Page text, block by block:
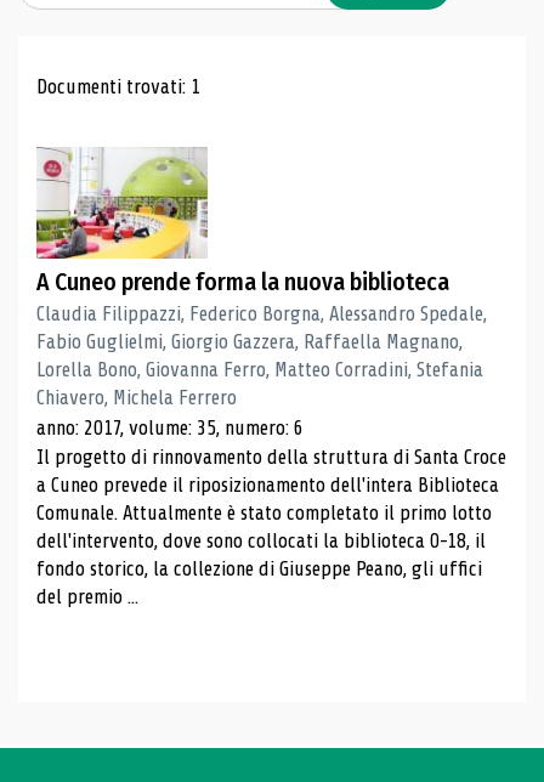
Risultati di ricerca
Documenti trovati: 1
A Cuneo prende forma la nuova biblioteca
Claudia Filippazzi, Federico Borgna, Alessandro Spedale,
Fabio Guglielmi, Giorgio Gazzera, Raffaella Magnano,
Lorella Bono, Giovanna Ferro, Matteo Corradini, Stefania
Chiavero, Michela Ferrero
anno: 2017, volume: 35, numero: 6
Il progetto di rinnovamento della struttura di Santa Croce
a Cuneo prevede il riposizionamento dell'intera Biblioteca
Comunale. Attualmente è stato completato il primo lotto
dell'intervento, dove sono collocati la biblioteca 0-18, il
fondo storico, la collezione di Giuseppe Peano, gli uffici
del premio ...